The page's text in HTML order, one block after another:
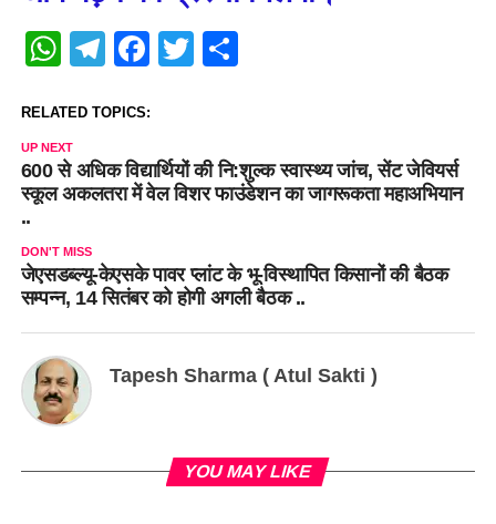
WhatsApp
Telegram
Facebook
Twitter
Share
RELATED TOPICS:
UP NEXT
600 से अधिक विद्यार्थियों की नि:शुल्क स्वास्थ्य जांच, सेंट जेवियर्स
स्कूल अकलतरा में वेल विशर फाउंडेशन का जागरूकता महाअभियान
..
DON'T MISS
जेएसडब्ल्यू-केएसके पावर प्लांट के भू-विस्थापित किसानों की बैठक
सम्पन्न, 14 सितंबर को होगी अगली बैठक ..
Tapesh Sharma ( Atul Sakti )
YOU MAY LIKE